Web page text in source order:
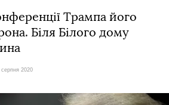
Трампа його
Біля Білого дому
2020